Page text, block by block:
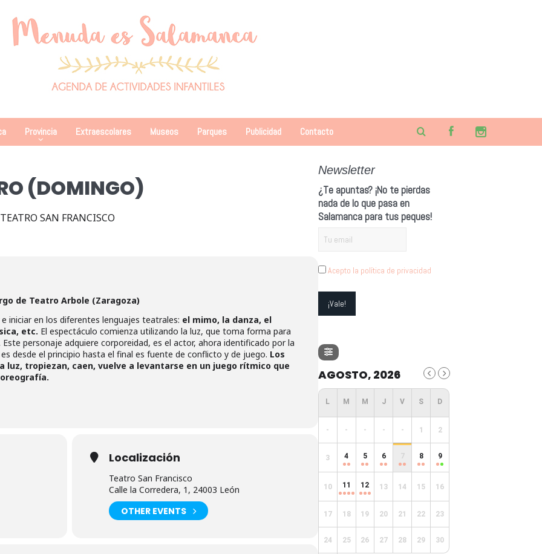
Provincia Extraescolares Museos Parques Publicidad Contacto
(DOMINGO)
SAN FRANCISCO
de Teatro Arbole (Zaragoza)
iniciar en los diferentes lenguajes teatrales: el mimo, la danza, el
etc. El espectáculo comienza utilizando la luz, que toma forma para
personaje adquiere corporeidad, es el actor, ahora identificado por la
desde el principio hasta el final es fuente de conflicto y de juego. Los
luz, tropiezan, caen, vuelve a levantarse en un juego rítmico que
Localización
Teatro San Francisco
Calle la Corredera, 1, 24003 León
OTHER EVENTS
Newsletter
¿Te apuntas? ¡No te pierdas
nada de lo que pasa en
Salamanca para tus peques!
Acepto la política de privacidad
AGOSTO, 2026
- - - - - 1 2
3 4 5 6 7 8 9
10 11 12 13 14 15 16
17 18 19 20 21 22 23
24 25 26 27 28 29 30